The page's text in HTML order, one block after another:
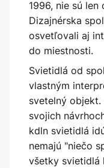
1996, nie sú
Dizajnérska
osvetľovali aj
do miestnosti.
Svietidlá od
vlastným
svetelný
svojich
kdln svietidlá
nemajú "niečo
všetky svietidlá